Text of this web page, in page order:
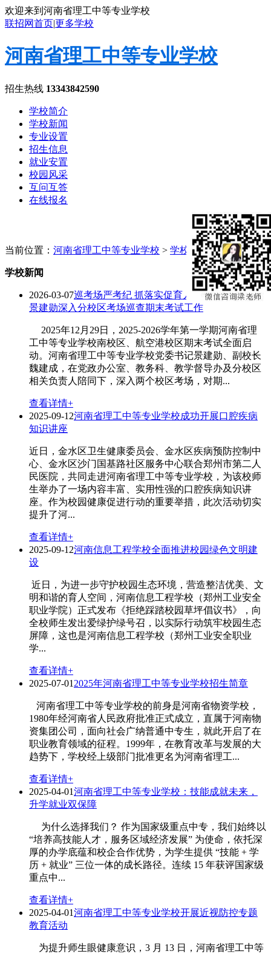
欢迎来到河南省理工中等专业学校
联招网首页|更多学校
河南省理工中等专业学校
招生热线 13343842590
学校简介
学校新闻
专业设置
招生信息
就业安置
校园风采
互问互答
在线报名
当前位置： 河南省理工中等专业学校 > 学校新闻
学校新闻
2026-03-07巡考场严考纪 抓落实促育人——校党委书记
景建勋深入分校区考场巡查期末考试工作
2025年12月29日，2025-2026学年第一学期河南省理
工中等专业学校南校区、航空港校区期末考试全面启
动。河南省理工中等专业学校党委书记景建勋、副校长
魏建成，在党政办公室、教务科、教学督导办及分校区
相关负责人陪同下，深入两个校区考场，对期...
查看详情+
2025-09-12河南省理工中等专业学校成功开展口腔疾病
知识讲座
近日，金水区卫生健康委员会、金水区疾病预防控制中
心、金水区沙门国基路社区服务中心联合郑州市第二人
民医院，共同走进河南省理工中等专业学校，为该校师
生举办了一场内容丰富、实用性强的口腔疾病知识讲
座。作为校园健康促进行动的重要举措，此次活动切实
提升了河...
查看详情+
2025-09-12河南信息工程学校全面推进校园绿色文明建
设
近日，为进一步守护校园生态环境，营造整洁优美、文
明和谐的育人空间，河南信息工程学校（郑州工业安全
职业学院）正式发布《拒绝踩踏校园草坪倡议书》，向
全校师生发出爱绿护绿号召，以实际行动筑牢校园生态
屏障，这也是河南信息工程学校（郑州工业安全职业
学...
查看详情+
2025-07-01 2025年河南省理工中等专业学校招生简章
河南省理工中等专业学校的前身是河南省物资学校，
1980年经河南省人民政府批准正式成立，直属于河南物
资集团公司，面向社会广纳普通中专生，就此开启了在
职业教育领域的征程。1999年，在教育改革与发展的大
趋势下，学校经上级部门批准更名为河南省理工...
查看详情+
2025-04-01河南省理工中等专业学校：技能成就未来，
升学就业双保障
为什么选择我们？ 作为国家级重点中专，我们始终以
“培养高技能人才，服务区域经济发展” 为使命，依托深
厚的办学底蕴和校企合作优势，为学生提供 “技能 + 学
历 + 就业” 三位一体的成长路径。连续 15 年获评国家级
重点中...
查看详情+
2025-04-01河南省理工中等专业学校开展近视防控专题
教育活动
为提升师生眼健康意识，3 月 13 日，河南省理工中等